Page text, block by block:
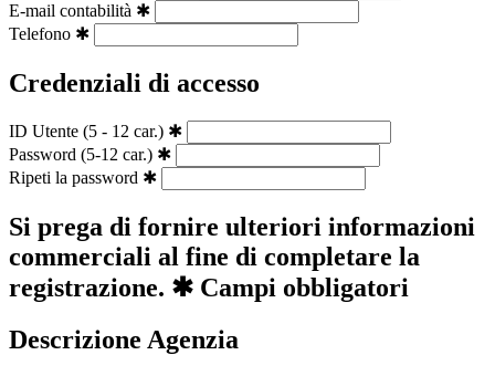
E-mail contabilità ✱
Telefono ✱
Credenziali di accesso
ID Utente (5 - 12 car.) ✱
Password (5-12 car.) ✱
Ripeti la password ✱
Si prega di fornire ulteriori informazioni
commerciali al fine di completare la
registrazione. ✱ Campi obbligatori
Descrizione Agenzia